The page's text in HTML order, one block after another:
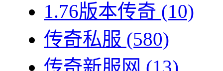
1.76版本传奇 (10)
传奇私服 (580)